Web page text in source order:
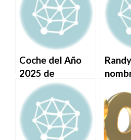
Coche del Año
2025 de
MotorTrend:
Detrás de las
Escenas